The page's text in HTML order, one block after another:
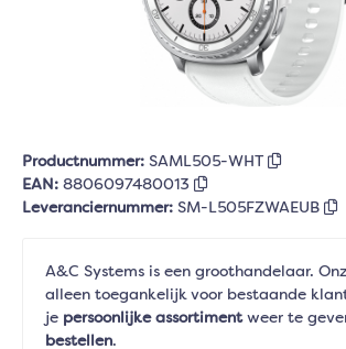
Productnummer: SAML505-WHT
EAN: 8806097480013
Leveranciernummer: SM-L505FZWAEUB
A&C Systems is een groothandelaar.
alleen toegankelijk voor bestaande
je persoonlijke assortimentweer te
bestellen.